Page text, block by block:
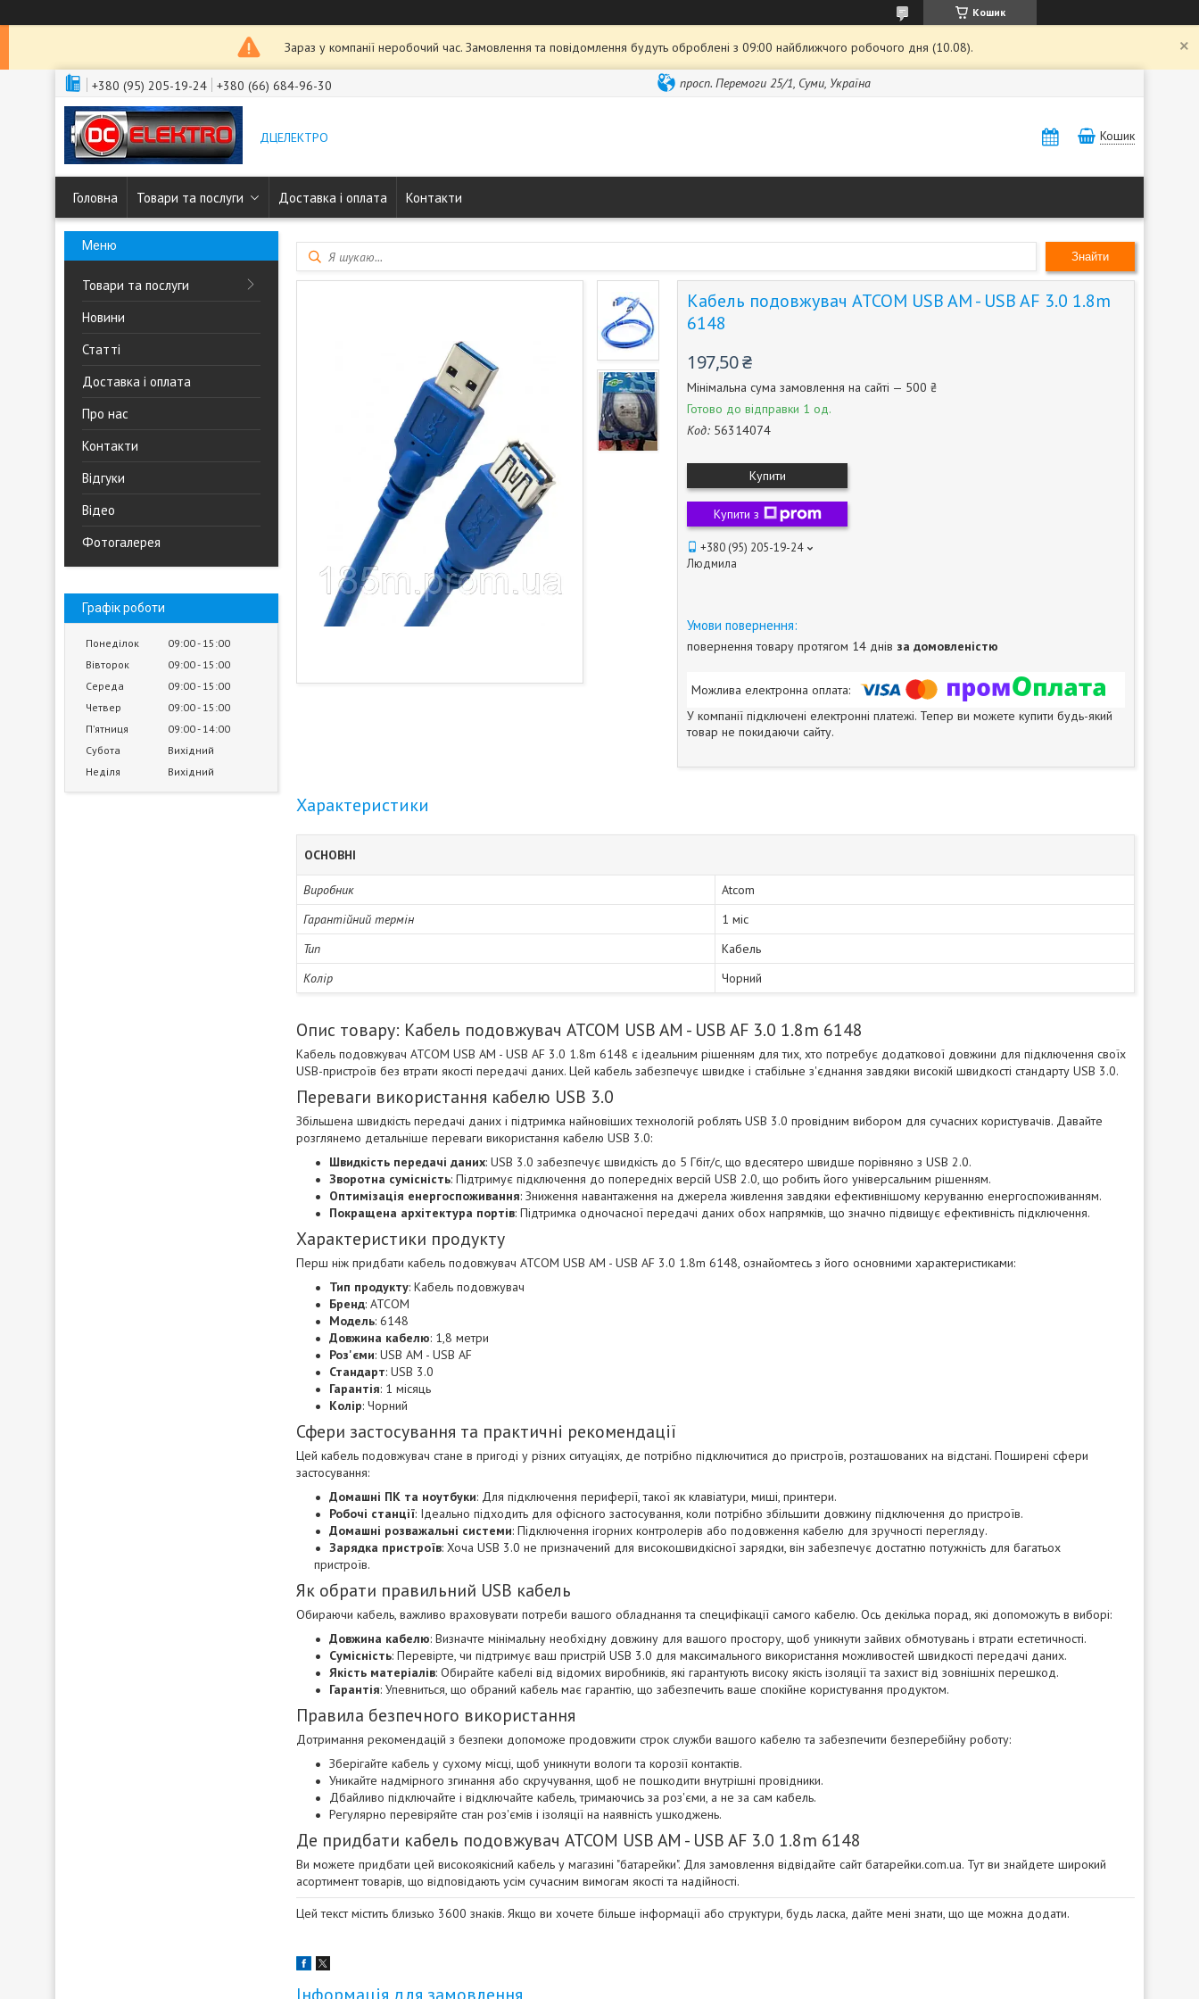
Кошик
Зараз у компанії неробочий час. Замовлення та повідомлення будуть оброблені з 09:00 найближчого робочого дня (10.08).
+380 (95) 205-19-24 +380 (66) 684-96-30 просп. Перемоги 25/1, Суми, Україна
ДЦЕЛЕКТРО Кошик
Головна Товари та послуги Доставка і оплата Контакти
Товари та послуги
Новини
Статті
Доставка і оплата
Про нас
Контакти
Відгуки
Відео
Фотогалерея
Графік роботи
Понеділок 09:00 15:00
Вівторок
09:00 15:00
Середа
09:00 15:00
Четвер
09:00 15:00
Пʼятниця
09:00 14:00
Субота
Вихідний
Неділя
Вихідний
Знайти
Кабель подовжувач ATCOM USB AM - USB AF 3.0 1.8m
6148
197,50 ₴
Мінімальна сума замовлення на сайті — 500 ₴
Готово до відправки 1 од.
Код: 56314074
Купити
Купити з
+380 (95) 205-19-24
Людмила
повернення товару протягом 14 днів за домовленістю
У компанії підключені електронні платежі. Тепер ви можете купити будь-який
товар не покидаючи сайту.
Характеристики
ОСНОВНІ
Виробник
Atcom
Гарантійний термін
1 міс
Тип
Кабель
Колір
Чорний
Опис товару: Кабель подовжувач ATCOM USB AM - USB AF 3.0 1.8m 6148
Кабель подовжувач ATCOM USB AM - USB AF 3.0 1.8m 6148 є ідеальним рішенням для тих, хто потребує додаткової довжини для підключення своїх
USB-пристроїв без втрати якості передачі даних. Цей кабель забезпечує швидке і стабільне з'єднання завдяки високій швидкості стандарту USB 3.0.
Переваги використання кабелю USB 3.0
Збільшена швидкість передачі даних і підтримка найновіших технологій роблять USB 3.0 провідним вибором для сучасних користувачів. Давайте
розглянемо детальніше переваги використання кабелю USB 3.0:
Швидкість передачі даних: USB 3.0 забезпечує швидкість до 5 Гбіт/с, що вдесятеро швидше порівняно з USB 2.0.
Зворотна сумісність: Підтримує підключення до попередніх версій USB 2.0, що робить його універсальним рішенням.
Оптимізація енергоспоживання: Зниження навантаження на джерела живлення завдяки ефективнішому керуванню енергоспоживанням.
Покращена архітектура портів: Підтримка одночасної передачі даних обох напрямків, що значно підвищує ефективність підключення.
Характеристики продукту
Перш ніж придбати кабель подовжувач ATCOM USB AM - USB AF 3.0 1.8m 6148, ознайомтесь з його основними характеристиками:
Тип продукту: Кабель подовжувач
Бренд: ATCOM
Модель: 6148
Довжина кабелю: 1,8 метри
Роз'єми: USB AM - USB AF
Стандарт: USB 3.0
Гарантія: 1 місяць
Колір: Чорний
Сфери застосування та практичні рекомендації
Цей кабель подовжувач стане в пригоді у різних ситуаціях, де потрібно підключитися до пристроїв, розташованих на відстані. Поширені сфери
застосування:
Домашні ПК та ноутбуки: Для підключення периферії, такої як клавіатури, миші, принтери.
Робочі станції: Ідеально підходить для офісного застосування, коли потрібно збільшити довжину підключення до пристроїв.
Домашні розважальні системи: Підключення ігорних контролерів або подовження кабелю для зручності перегляду.
Зарядка пристроїв: Хоча USB 3.0 не призначений для високошвидкісної зарядки, він забезпечує достатню потужність для багатьох
пристроїв.
Як обрати правильний USB кабель
Обираючи кабель, важливо враховувати потреби вашого обладнання та специфікації самого кабелю. Ось декілька порад, які допоможуть в виборі:
Довжина кабелю: Визначте мінімальну необхідну довжину для вашого простору, щоб уникнути зайвих обмотувань і втрати естетичності.
Сумісність: Перевірте, чи підтримує ваш пристрій USB 3.0 для максимального використання можливостей швидкості передачі даних.
Якість матеріалів: Обирайте кабелі від відомих виробників, які гарантують високу якість ізоляції та захист від зовнішніх перешкод.
Гарантія: Упевниться, що обраний кабель має гарантію, що забезпечить ваше спокійне користування продуктом.
Правила безпечного використання
Дотримання рекомендацій з безпеки допоможе продовжити строк служби вашого кабелю та забезпечити безперебійну роботу:
Зберігайте кабель у сухому місці, щоб уникнути вологи та корозії контактів.
Уникайте надмірного згинання або скручування, щоб не пошкодити внутрішні провідники.
Дбайливо підключайте і відключайте кабель, тримаючись за роз'єми, а не за сам кабель.
Регулярно перевіряйте стан роз'ємів і ізоляції на наявність ушкоджень.
Де придбати кабель подовжувач ATCOM USB AM - USB AF 3.0 1.8m 6148
Ви можете придбати цей високоякісний кабель у магазині "батарейки". Для замовлення відвідайте сайтбатарейки.com.ua. Тут ви знайдете широкий
асортимент товарів, що відповідають усім сучасним вимогам якості та надійності.
Цей текст містить близько 3600 знаків. Якщо ви хочете більше інформації або структури, будь ласка, дайте мені знати, що ще можна додати.